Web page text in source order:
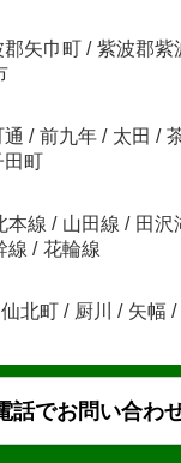
郡矢巾町 / 紫波郡紫
/ 前九年 / 太田 /
田町
本線 / 山田線 / 田沢
線 / 花輪線
仙北町 / 厨川 / 矢幅 /
話でお問い合わ